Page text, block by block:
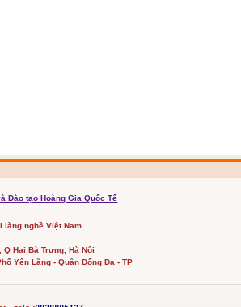
Đào tạo Hoàng Gia Quốc Tế
làng nghề Việt Nam
Hai Bà Trưng, Hà Nội
Yên Lãng - Quận Đống Đa - TP